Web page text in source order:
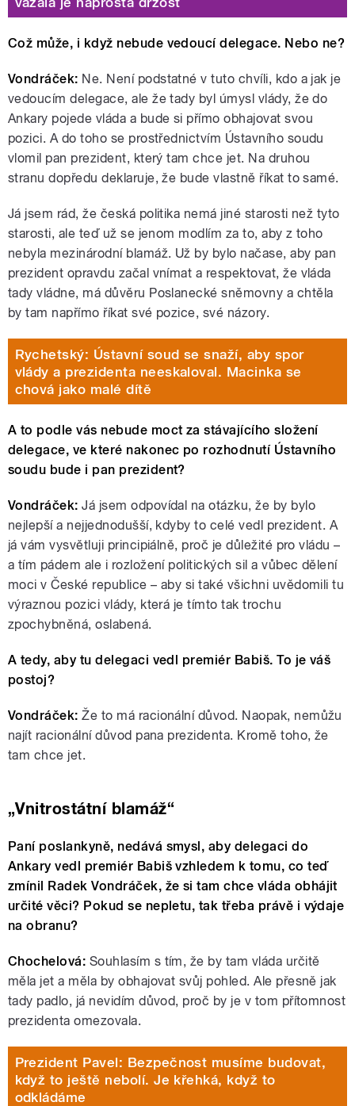
Což může, i když nebude vedoucí delegace. Nebo ne?
Vondráček: Ne. Není podstatné v tuto chvíli, kdo a jak je
vedoucím delegace, ale že tady byl úmysl vlády, že do
Ankary pojede vláda a bude si přímo obhajovat svou
pozici. A do toho se prostřednictvím Ústavního soudu
vlomil pan prezident, který tam chce jet. Na druhou
stranu dopředu deklaruje, že bude vlastně říkat to samé.
Já jsem rád, že česká politika nemá jiné starosti než tyto
starosti, ale teď už se jenom modlím za to, aby z toho
nebyla mezinárodní blamáž. Už by bylo načase, aby pan
prezident opravdu začal vnímat a respektovat, že vláda
tady vládne, má důvěru Poslanecké sněmovny a chtěla
by tam napřímo říkat své pozice, své názory.
Rychetský: Ústavní soud se snaží, aby spor
vlády a prezidenta neeskaloval. Macinka se
chová jako malé dítě
A to podle vás nebude moct za stávajícího složení
delegace, ve které nakonec po rozhodnutí Ústavního
soudu bude i pan prezident?
Vondráček:Já jsem odpovídal na otázku, že by bylo
nejlepší a nejjednodušší, kdyby to celé vedl prezident. A
já vám vysvětluji principiálně, proč je důležité pro vládu –
a tím pádem ale i rozložení politických sil a vůbec dělení
moci v České republice – aby si také všichni uvědomili tu
výraznou pozici vlády, která je tímto tak trochu
zpochybněná, oslabená.
A tedy, aby tu delegaci vedl premiér Babiš. To je váš
postoj?
Vondráček:Že to má racionální důvod. Naopak, nemůžu
najít racionální důvod pana prezidenta. Kromě toho, že
tam chce jet.
„Vnitrostátní blamáž“
Paní poslankyně, nedává smysl, aby delegaci do
Ankary vedl premiér Babiš vzhledem k tomu, co teď
zmínil Radek Vondráček, že si tam chce vláda obhájit
určité věci? Pokud se nepletu, tak třeba právě i výdaje
na obranu?
Chochelová: Souhlasím s tím, že by tam vláda určitě
měla jet a měla by obhajovat svůj pohled. Ale přesně jak
tady padlo, já nevidím důvod, proč by je v tom přítomnost
prezidenta omezovala.
Prezident Pavel: Bezpečnost musíme budovat,
když to ještě nebolí. Je křehká, když to
odkládáme